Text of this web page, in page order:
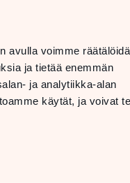
avulla voimme
ja tietää enemmän
ja analytiikka-alan
käytät, ja voivat
LIIKKEEN TIEDOT